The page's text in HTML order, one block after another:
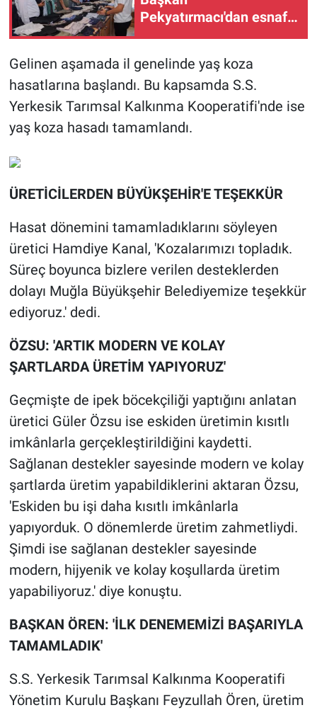
Pekyatırmacı'dan esnaf
Gelinen aşamada il genelinde yaş koza
hasatlarına başlandı. Bu kapsamda S.S.
Yerkesik Tarımsal Kalkınma Kooperatifi'nde ise
yaş koza hasadı tamamlandı.
ÜRETİCİLERDEN BÜYÜKŞEHİR'E TEŞEKKÜR
Hasat dönemini tamamladıklarını söyleyen
üretici Hamdiye Kanal, 'Kozalarımızı topladık.
Süreç boyunca bizlere verilen desteklerden
dolayı Muğla Büyükşehir Belediyemize teşekkür
ediyoruz.' dedi.
ÖZSU: 'ARTIK MODERN VE KOLAY
ŞARTLARDA ÜRETİM YAPIYORUZ'
Geçmişte de ipek böcekçiliği yaptığını anlatan
üretici Güler Özsu ise eskiden üretimin kısıtlı
imkânlarla gerçekleştirildiğini kaydetti.
Sağlanan destekler sayesinde modern ve kolay
şartlarda üretim yapabildiklerini aktaran Özsu,
'Eskiden bu işi daha kısıtlı imkânlarla
yapıyorduk. O dönemlerde üretim zahmetliydi.
Şimdi ise sağlanan destekler sayesinde
modern, hijyenik ve kolay koşullarda üretim
yapabiliyoruz.' diye konuştu.
BAŞKAN ÖREN: 'İLK DENEMEMİZİ BAŞARIYLA
TAMAMLADIK'
S.S. Yerkesik Tarımsal Kalkınma Kooperatifi
Yönetim Kurulu Başkanı Feyzullah Ören, üretim